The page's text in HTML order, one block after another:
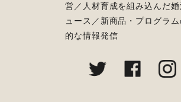
営／ 人材育成を組み込んだ
ュース／新商品・プログラ
的な情報発信